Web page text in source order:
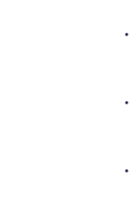
・
・
・